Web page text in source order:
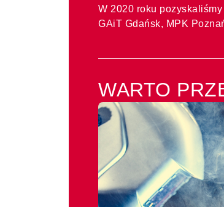
W 2020 roku
GAiT Gdańsk, MPK
WARTO